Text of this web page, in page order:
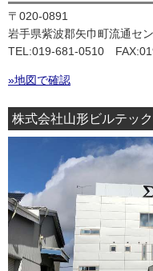
〒020-0891
岩手県紫波郡矢巾町流通セ
TEL:019-681-0510
»地図で確認
株式会社山形ビルテック